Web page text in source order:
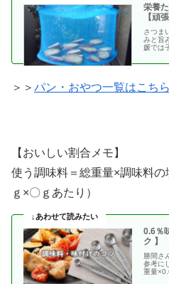
栄養
【頑
さつま
みと旨
媛では
おやつ
＞＞ パン・おやつ一覧はこちら
【おいしい割合メモ】
使う調味料＝総重量×調味料
ｇ×〇ｇあたり）
0.6％
ク 】
勝間さ
参考に
重量